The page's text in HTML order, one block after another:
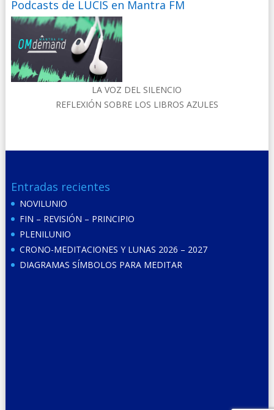
Podcasts de LUCIS en Mantra FM
LA VOZ DEL SILENCIO
REFLEXIÓN SOBRE LOS LIBROS AZULES
Entradas recientes
NOVILUNIO
FIN – REVISIÓN – PRINCIPIO
PLENILUNIO
CRONO-MEDITACIONES Y LUNAS 2026 – 2027
DIAGRAMAS SÍMBOLOS PARA MEDITAR